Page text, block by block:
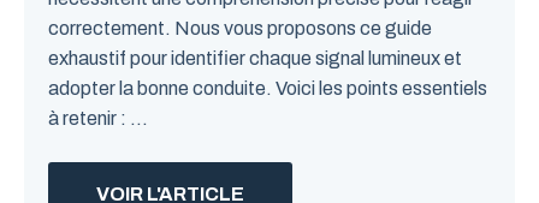
correctement. Nous vous proposons ce guide
exhaustif pour identifier chaque signal lumineux et
adopter la bonne conduite. Voici les points essentiels
à retenir : ...
VOIR L'ARTICLE